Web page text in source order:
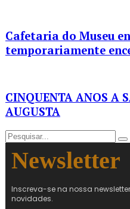
Cafetaria do Museu
temporariamente
CINQUENTA ANOS A
AUGUSTA